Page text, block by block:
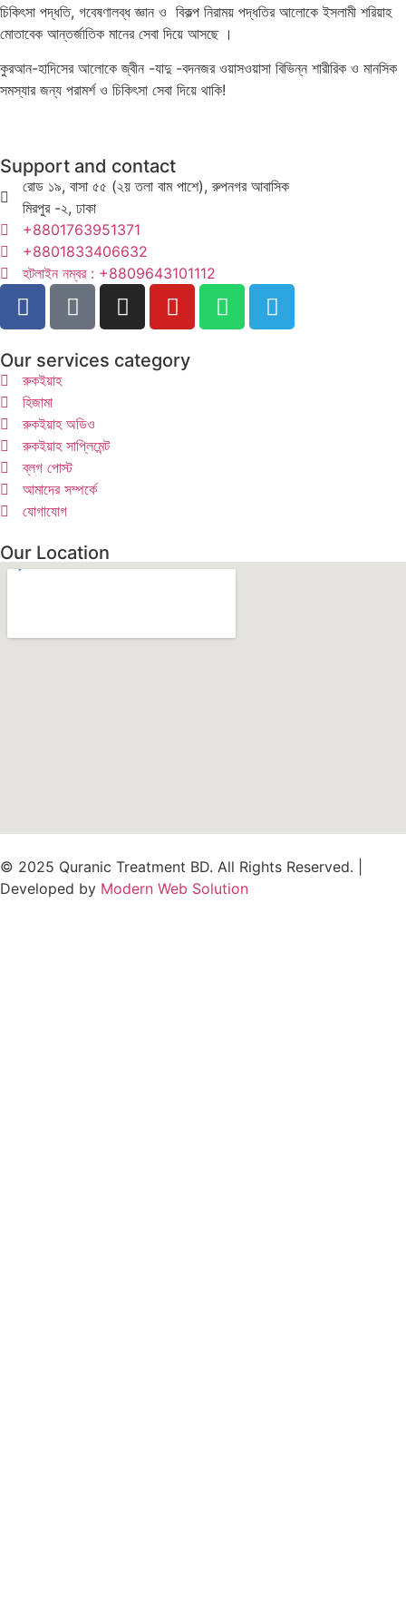
চিকিৎসা পদ্ধতি, গবেষণালব্ধ জ্ঞান ও বিকল্প নিরাময় পদ্ধতির আলোকে ইসলামী শরিয়াহ
মোতাবেক আন্তর্জাতিক মানের সেবা দিয়ে আসছে ।
কুরআন-হাদিসের আলোকে জ্বীন -যাদু -বদনজর ওয়াসওয়াসা বিভিন্ন শারীরিক ও মানসিক
সমস্যার জন্য পরামর্শ ও চিকিৎসা সেবা দিয়ে থাকি!
Support and contact
রোড ১৯, বাসা ৫৫ (২য় তলা বাম পাশে), রুপনগর আবাসিক
মিরপুর -২, ঢাকা
+8801763951371
+8801833406632
হটলাইন নম্বর : +8809643101112
Our services category
রুকইয়াহ
হিজামা
রুকইয়াহ অডিও
রুকইয়াহ সাপ্লিমেন্ট
ব্লগ পোস্ট
আমাদের সম্পর্কে
যোগাযোগ
Our Location
© 2025 Quranic Treatment BD. All Rights Reserved. |
Developed by Modern Web Solution